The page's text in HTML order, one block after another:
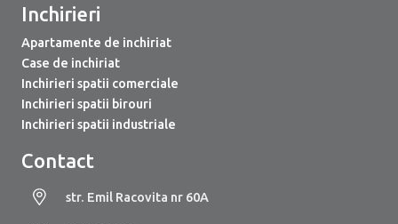
Inchirieri
Apartamente de inchiriat
Case de inchiriat
Inchirieri spatii comerciale
Inchirieri spatii birouri
Inchirieri spatii industriale
Contact
str. Emil Racovita nr 60A